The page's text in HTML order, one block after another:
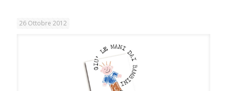
26 Ottobre 2012